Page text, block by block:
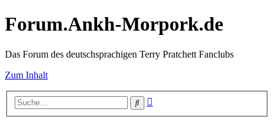
Forum.Ankh-Morpork.de
Das Forum des deutschsprachigen Terry Pratchett Fanclubs
Zum Inhalt
Suche